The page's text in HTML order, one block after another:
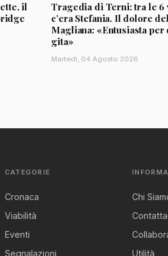
il
Tragedia di Terni: tra le 6
c’era Stefania. Il dolore
Magliana: «Entusiasta per
gita»
Martedì, 04 Agosto 2026
CATEGORIE
Cronaca
Viabilità
Eventi
Segnalazioni
Chi
Utilità